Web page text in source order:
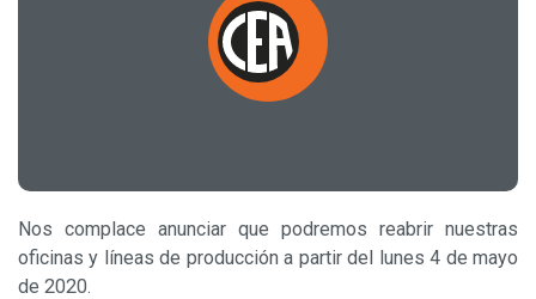
Nos complace anunciar que podremos reabrir nuestras
oficinas y líneas de producción a partir del lunes 4 de mayo
de 2020.